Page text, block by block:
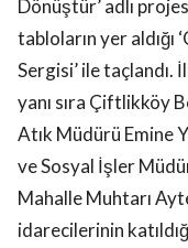
Dönüştür’ adlı
tabloların yer
Sergisi’ ile taçlandı.
yanı sıra Çiftlikköy
Atık Müdürü Emine
ve Sosyal İşler
Mahalle Muhtarı
idarecilerinin